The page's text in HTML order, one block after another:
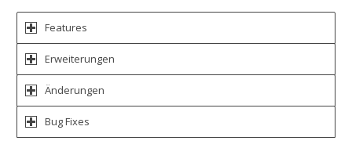
Features
Erweiterungen
Änderungen
Bug Fixes